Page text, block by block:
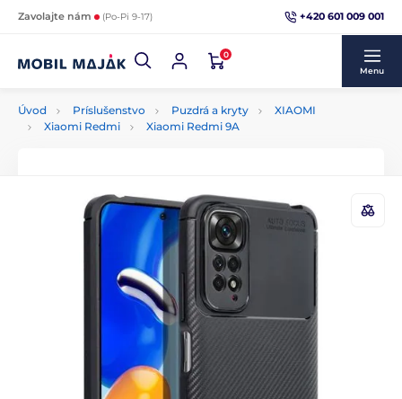
Zavolajte nám (Po-Pi 9-17) +420 601 009 001
0
Menu
Úvod Príslušenstvo Puzdrá a kryty
XIAOMI
Xiaomi Redmi
Xiaomi Redmi 9A